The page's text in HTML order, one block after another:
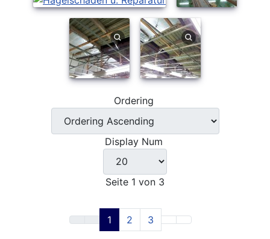
Ordering
Display Num
Seite 1 von 3
1 2 3